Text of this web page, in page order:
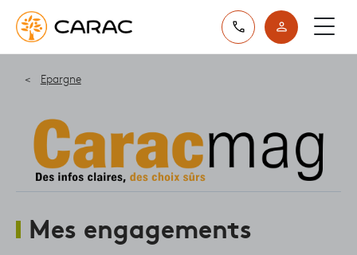
Epargne
Mes engagements
Paramétrer vos préférences sur les cookies